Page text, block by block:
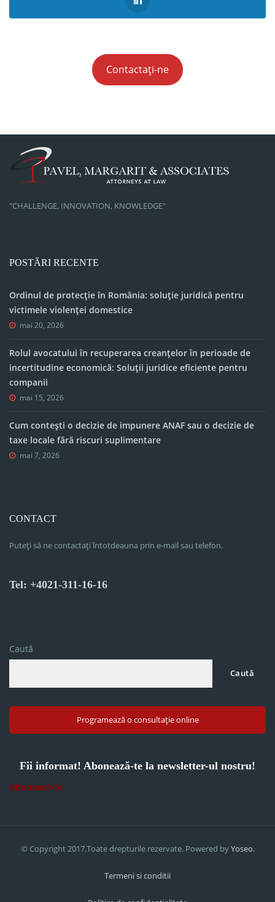
Contactați-ne
"CHALLENGE, INNOVATION, KNOWLEDGE"
POSTĂRI RECENTE
Ordinul de protecție în România: soluție juridică pentru
victimele violenței domestice
mai 20, 2026
Rolul avocatului în recuperarea creanțelor în perioade de
incertitudine economică: Soluții juridice eficiente pentru
companii
mai 15, 2026
Cum contești o decizie de impunere ANAF sau o decizie de
taxe locale fără riscuri suplimentare
mai 7, 2026
CONTACT
Puteți să ne contactați întotdeauna prin e-mail sau telefon.
Tel: +4021-311-16-16
Caută
Caută
Programează o consultație online
Fii informat! Abonează-te la newsletter-ul nostru!
Abonează-te
© Copyright 2017.Toate drepturile rezervate. Powered byYoseo.
Termeni si conditii